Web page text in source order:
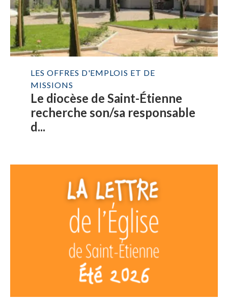
LES OFFRES D'EMPLOIS ET DE
MISSIONS
Le diocèse de Saint-Étienne
recherche son/sa responsable
d...